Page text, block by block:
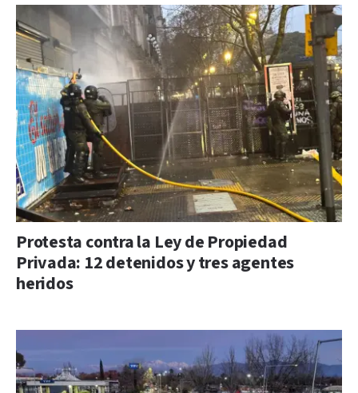
Protesta contra la Ley de Propiedad
Privada: 12 detenidos y tres agentes
heridos